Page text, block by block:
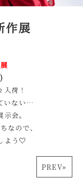
作展
荷！
いない…
会。
なので、
よう ♡
PREV»